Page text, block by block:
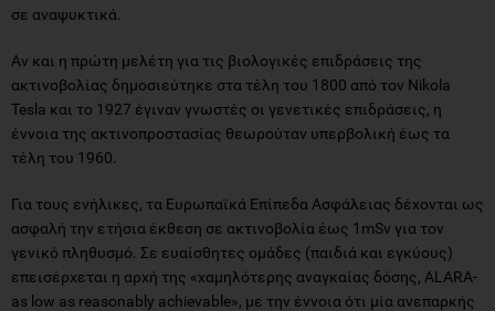
σε αναψυκτικά.
Αν και η πρώτη μελέτη για τις βιολογικές επιδράσεις της
ακτινοβολίας δημοσιεύτηκε στα τέλη του 1800 από τον Nikola
Tesla και το 1927 έγιναν γνωστές οι γενετικές επιδράσεις, η
έννοια της ακτινοπροστασίας θεωρούταν υπερβολική έως τα
τέλη του 1960.
Για τους ενήλικες, τα Ευρωπαϊκά Επίπεδα Ασφάλειας δέχονται ως
ασφαλή την ετήσια έκθεση σε ακτινοβολία έως 1mSv για τον
γενικό πληθυσμό. Σε ευαίσθητες ομάδες (παιδιά και εγκύους)
επεισέρχεται η αρχή της «χαμηλότερης αναγκαίας δόσης, ALARA-
as low as reasonably achievable», με την έννοια ότι μία ανεπαρκής